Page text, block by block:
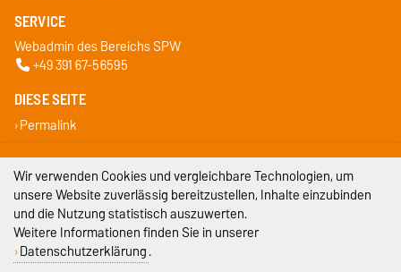
SERVICE
Webadmin des Bereichs SPW
+49 391 67-56595
DIESE SEITE
Permalink
Impressum
Datenschutz
Barrierefreiheit
Wir verwenden Cookies und vergleichbare Technologien, um
unsere Website zuverlässig bereitzustellen, Inhalte einzubinden
und die Nutzung statistisch auszuwerten.
Weitere Informationen finden Sie in unserer
Datenschutzerklärung.